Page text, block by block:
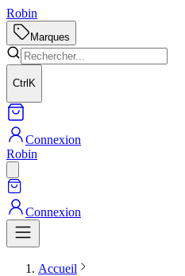
Robin
Marques
Ctrl K
Connexion
Robin
Connexion
Accueil